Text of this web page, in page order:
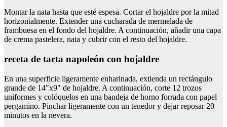
Montar la nata hasta que esté espesa. Cortar el hojaldre por la mitad
horizontalmente. Extender una cucharada de mermelada de
frambuesa en el fondo del hojaldre. A continuación, añadir una capa
de crema pastelera, nata y cubrir con el resto del hojaldre.
receta de tarta napoleón con hojaldre
En una superficie ligeramente enharinada, extienda un rectángulo
grande de 14″x9″ de hojaldre. A continuación, corte 12 trozos
uniformes y colóquelos en una bandeja de horno forrada con papel
pergamino. Pinchar ligeramente con un tenedor y dejar reposar 20
minutos en la nevera.